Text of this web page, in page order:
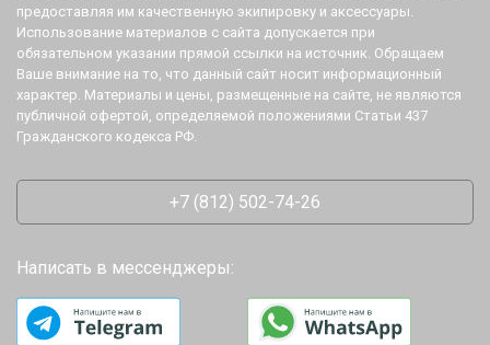
предоставляя им качественную экипировку и аксессуары.
Использование материалов с сайта допускается при
обязательном указании прямой ссылки на источник. Обращаем
Ваше внимание на то, что данный сайт носит информационный
характер. Материалы и цены, размещенные на сайте, не являются
публичной офертой, определяемой положениями Статьи 437
Гражданского кодекса РФ.
+7 (812) 502-74-26
Написать в мессенджеры: